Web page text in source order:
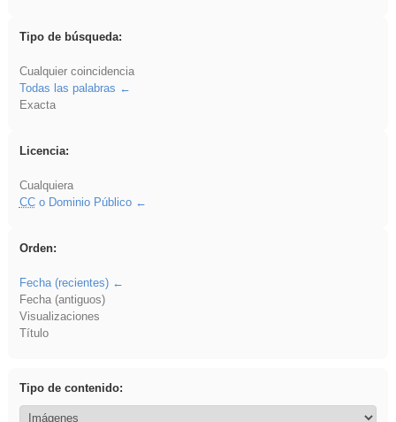
Tipo de búsqueda:
Cualquier coincidencia
Todas las palabras
Exacta
Licencia:
Cualquiera
CCo Dominio Público
Orden:
Fecha (recientes)
Fecha (antiguos)
Visualizaciones
Título
Tipo de contenido: